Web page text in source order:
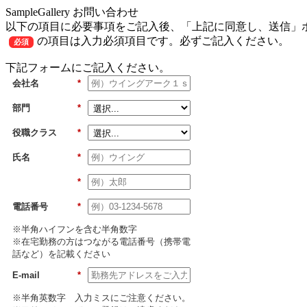
SampleGallery お問い合わせ
以下の項目に必要事項をご記入後、「上記に同意し、送信」
必須 の項目は入力必須項目です。必ずご記入ください。
下記フォームにご記入ください。
*
会社名
*
部門
*
役職クラス
*
氏名
*
*
電話番号
※半角ハイフンを含む半角数字
※在宅勤務の方はつながる電話番号（携帯電
話など）を記載ください
*
E-mail
※半角英数字 入力ミスにご注意ください。